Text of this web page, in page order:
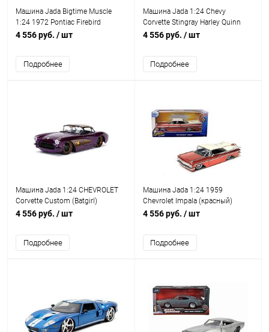
Машина Jada Bigtime Muscle
1:24 1972 Pontiac Firebird
4 556 руб. / шт
Подробнее
Машина Jada 1:24 Chevy
Corvette Stingray Harley Quinn
4 556 руб. / шт
Подробнее
Машина Jada 1:24 CHEVROLET
Corvette Custom (Batgirl)
4 556 руб. / шт
Подробнее
Машина Jada 1:24 1959
Chevrolet Impala (красный)
4 556 руб. / шт
Подробнее